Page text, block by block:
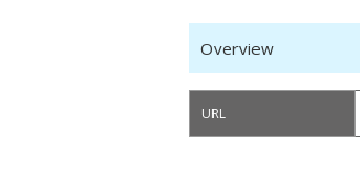
Overview
URL